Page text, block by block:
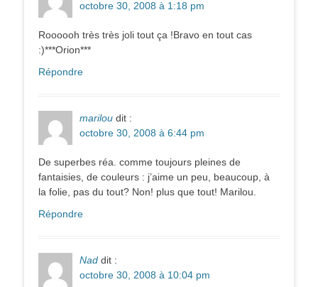
octobre 30, 2008 à 1:18 pm
Roooooh très très joli tout ça !Bravo en tout cas
:)***Orion***
Répondre
marilou dit :
octobre 30, 2008 à 6:44 pm
De superbes réa. comme toujours pleines de
fantaisies, de couleurs : j’aime un peu, beaucoup, à
la folie, pas du tout? Non! plus que tout! Marilou.
Répondre
Nad dit :
octobre 30, 2008 à 10:04 pm